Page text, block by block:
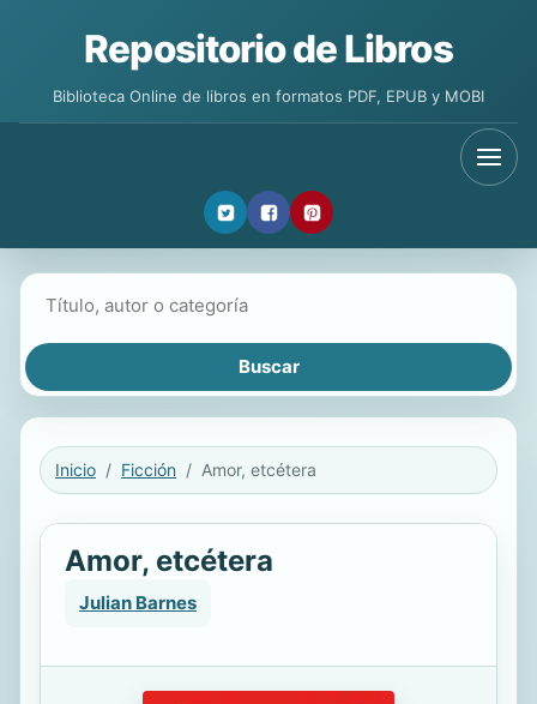
Repositorio de Libros
Biblioteca Online de libros en formatos PDF, EPUB y MOBI
Inicio Ficción Amor, etcétera
Amor, etcétera
Julian Barnes